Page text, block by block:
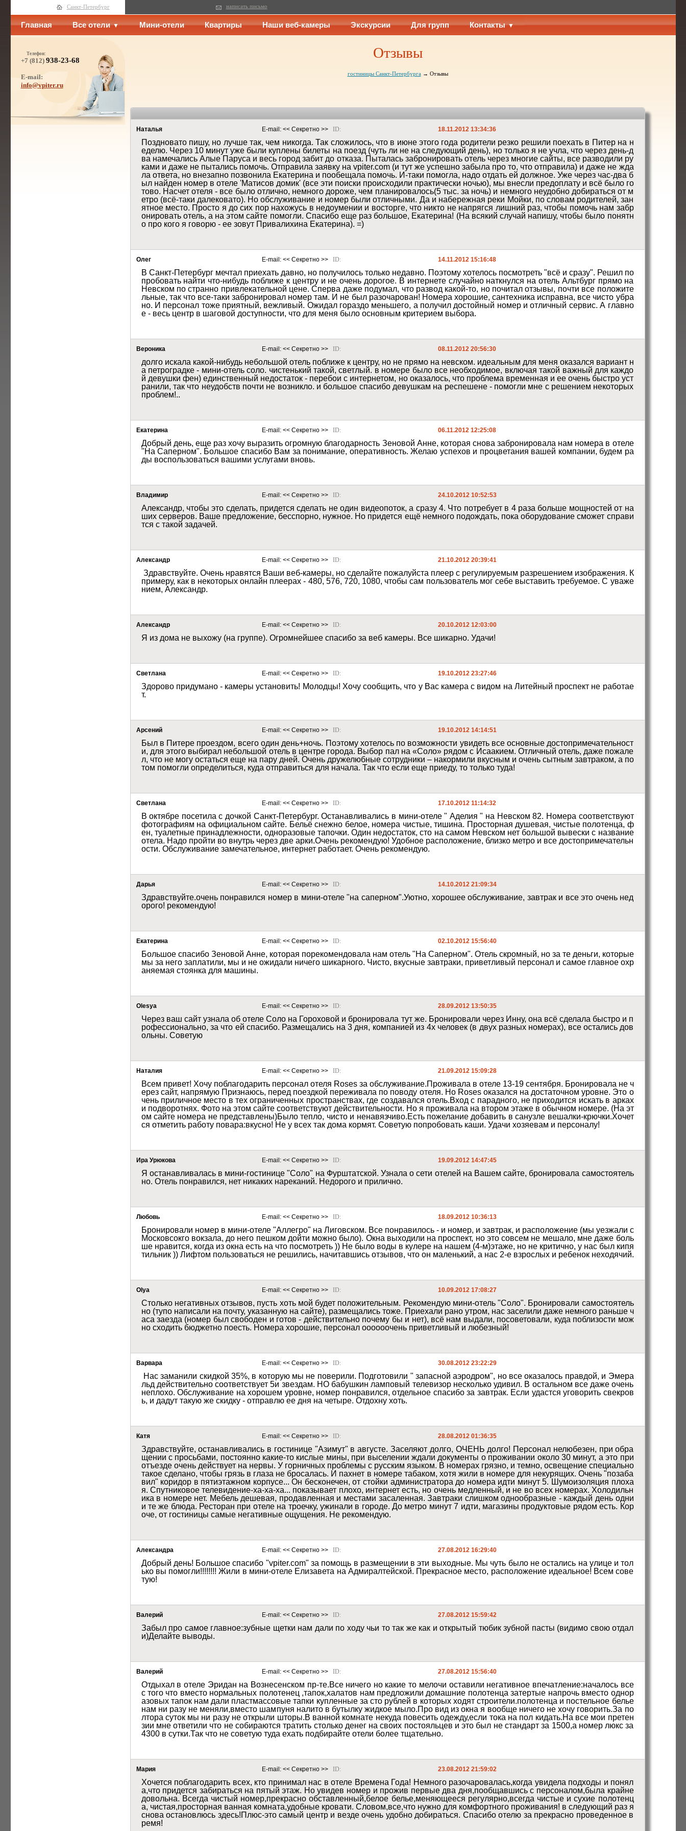
Санкт-Петербург написать письмо
Главная Все отели Мини-отели Квартиры Наши веб-камеры Экскурсии Для групп Контакты
Телефон:
+7 (812) 938-23-68
E-mail:
info@vpiter.ru
Отзывы
гостиницы Санкт-Петербурга→ Отзывы
Наталья E-mail: << Секретно >> ID: 18.11.2012 13:34:36
Поздновато пишу, но лучше так, чем никогда. Так сложилось, что в июне этого года родители резко решили поехать в Питер на н
еделю. Через 10 минут уже были куплены билеты на поезд (чуть ли не на следующий день), но только я не учла, что через день-д
ва намечались Алые Паруса и весь город забит до отказа. Пыталась забронировать отель через многие сайты, все разводили ру
ками и даже не пытались помочь. Отправила заявку на vpiter.com (и тут же успешно забыла про то, что отправила) и даже не жда
ла ответа, но внезапно позвонила Екатерина и пообещала помочь. И-таки помогла, надо отдать ей должное. Уже через час-два б
ыл найден номер в отеле 'Матисов домик' (все эти поиски происходили практически ночью), мы внесли предоплату и всё было го
тово. Насчет отеля - все было отлично, немного дороже, чем планировалось(5 тыс. за ночь) и немного неудобно добираться от м
етро (всё-таки далековато). Но обслуживание и номер были отличными. Да и набережная реки Мойки, по словам родителей, зан
ятное место. Просто я до сих пор нахожусь в недоумении и восторге, что никто не напрягся лишний раз, чтобы помочь нам забр
онировать отель, а на этом сайте помогли. Спасибо еще раз большое, Екатерина! (На всякий случай напишу, чтобы было понятн
о про кого я говорю - ее зовут Привалихина Екатерина). =)
Олег E-mail: << Секретно >> ID: 14.11.2012 15:16:48
В Санкт-Петербург мечтал приехать давно, но получилось только недавно. Поэтому хотелось посмотреть "всё и сразу". Решил по
пробовать найти что-нибудь поближе к центру и не очень дорогое. В интернете случайно наткнулся на отель Альтбург прямо на
Невском по странно привлекательной цене. Сперва даже подумал, что развод какой-то, но почитал отзывы, почти все положите
льные, так что все-таки забронировал номер там. И не был разочарован! Номера хорошие, сантехника исправна, все чисто убра
но. И персонал тоже приятный, вежливый. Ожидал гораздо меньшего, а получил достойный номер и отличный сервис. А главно
е - весь центр в шаговой доступности, что для меня было основным критерием выбора.
Вероника E-mail: << Секретно >> ID: 08.11.2012 20:56:30
долго искала какой-нибудь небольшой отель поближе к центру, но не прямо на невском. идеальным для меня оказался вариант н
а петроградке - мини-отель соло. чистенький такой, светлый. в номере было все необходимое, включая такой важный для каждо
й девушки фен) единственный недостаток - перебои с интернетом, но оказалось, что проблема временная и ее очень быстро уст
ранили, так что неудобств почти не возникло. и большое спасибо девушкам на респешене - помогли мне с решением некоторых
проблем!..
Екатерина E-mail: << Секретно >> ID: 06.11.2012 12:25:08
Добрый день, еще раз хочу выразить огромную благодарность Зеновой Анне, которая снова забронировала нам номера в отеле
"На Саперном". Большое спасибо Вам за понимание, оперативность. Желаю успехов и процветания вашей компании, будем ра
ды воспользоваться вашими услугами вновь.
Владимир E-mail: << Секретно >> ID: 24.10.2012 10:52:53
Александр, чтобы это сделать, придется сделать не один видеопоток, а сразу 4. Что потребует в 4 раза больше мощностей от на
ших серверов. Ваше предложение, бесспорно, нужное. Но придется ещё немного подождать, пока оборудование сможет справи
тся с такой задачей.
Александр E-mail: << Секретно >> ID: 21.10.2012 20:39:41
примеру, как в некоторых онлайн плеерах - 480, 576, 720, 1080, чтобы сам пользователь мог себе выставить требуемое. С уваже
нием, Александр.
Александр E-mail: << Секретно >> ID: 20.10.2012 12:03:00
Я из дома не выхожу (на группе). Огромнейшее спасибо за веб камеры. Все шикарно. Удачи!
Светлана E-mail: << Секретно >> ID: 19.10.2012 23:27:46
Здорово придумано - камеры установить! Молодцы! Хочу сообщить, что у Вас камера с видом на Литейный проспект не работае
т.
Арсений E-mail: << Секретно >> ID: 19.10.2012 14:14:51
Был в Питере проездом, всего один день+ночь. Поэтому хотелось по возможности увидеть все основные достопримечательност
и, для этого выбирал небольшой отель в центре города. Выбор пал на «Соло» рядом с Исаакием. Отличный отель, даже пожале
л, что не могу остаться еще на пару дней. Очень дружелюбные сотрудники – накормили вкусным и очень сытным завтраком, а по
том помогли определиться, куда отправиться для начала. Так что если еще приеду, то только туда!
Светлана E-mail: << Секретно >> ID: 17.10.2012 11:14:32
В октябре посетила с дочкой Санкт-Петербург. Останавливались в мини-отеле " Аделия " на Невском 82. Номера соответствуют
фотографиям на официальном сайте. Бельё снежно белое, номера чистые, тишина. Просторная душевая, чистые полотенца, ф
ен, туалетные принадлежности, одноразовые тапочки. Один недостаток, сто на самом Невском нет большой вывески с название
отела. Надо пройти во внутрь через две арки.Очень рекомендую! Удобное расположение, близко метро и все достопримечательн
ости. Обслуживание замечательное, интернет работает. Очень рекомендую.
Дарья E-mail: << Секретно >> ID: 14.10.2012 21:09:34
Здравствуйте.очень понравился номер в мини-отеле "на саперном".Уютно, хорошее обслуживание, завтрак и все это очень нед
орого! рекомендую!
Екатерина E-mail: << Секретно >> ID: 02.10.2012 15:56:40
Большое спасибо Зеновой Анне, которая порекомендовала нам отель "На Саперном". Отель скромный, но за те деньги, которые
мы за него заплатили, мы и не ожидали ничего шикарного. Чисто, вкусные завтраки, приветливый персонал и самое главное охр
аняемая стоянка для машины.
Olesya E-mail: << Секретно >> ID: 28.09.2012 13:50:35
Через ваш сайт узнала об отеле Соло на Гороховой и бронировала тут же. Бронировали через Инну, она всё сделала быстро и п
рофессионально, за что ей спасибо. Размещались на 3 дня, компанией из 4х человек (в двух разных номерах), все остались дов
ольны. Советую
Наталия E-mail: << Секретно >> ID: 21.09.2012 15:09:28
Всем привет! Хочу поблагодарить персонал отеля Roses за обслуживание.Проживала в отеле 13-19 сентября. Бронировала не ч
ерез сайт, напрямую Признаюсь, перед поездкой переживала по поводу отеля. Но Roses оказался на достаточном уровне. Это о
чень приличное место в тех ограниченных пространствах, где создавался отель.Вход с парадного, не приходится искать в арках
и подворотнях. Фото на этом сайте соответствуют действительности. Но я проживала на втором этаже в обычном номере. (На эт
ом сайте номера не представлены)Было тепло, чисто и ненавязчиво.Есть пожелание добавить в санузле вешалки-крючки.Хочет
ся отметить работу повара:вкусно! Не у всех так дома кормят. Советую попробовать каши. Удачи хозяевам и персоналу!
Ира Урюкова E-mail: << Секретно >> ID: 19.09.2012 14:47:45
Я останавливалась в мини-гостинице "Соло" на Фурштатской. Узнала о сети отелей на Вашем сайте, бронировала самостоятель
но. Отель понравился, нет никаких нареканий. Недорого и прилично.
Любовь E-mail: << Секретно >> ID: 18.09.2012 10:36:13
Бронировали номер в мини-отеле "Аллегро" на Лиговском. Все понравилось - и номер, и завтрак, и расположение (мы уезжали с
Московсокго вокзала, до него пешком дойти можно было). Окна выходили на проспект, но это совсем не мешало, мне даже боль
ше нравится, когда из окна есть на что посмотреть )) Не было воды в кулере на нашем (4-м)этаже, но не критично, у нас был кипя
тильник )) Лифтом пользоваться не решились, начитавшись отзывов, что он маленький, а нас 2-е взрослых и ребенок неходячий.
Olya E-mail: << Секретно >> ID: 10.09.2012 17:08:27
Столько негативных отзывов, пусть хоть мой будет положительным. Рекомендую мини-отель "Соло". Бронировали самостоятель
но (тупо написали на почту, указанную на сайте), размещались тоже. Приехали рано утром, нас заселили даже немного раньше ч
аса заезда (номер был свободен и готов - действительно почему бы и нет), всё нам выдали, посоветовали, куда поблизости мож
но сходить бюджетно поесть. Номера хорошие, персонал оооооочень приветливый и любезный!
Варвара E-mail: << Секретно >> ID: 30.08.2012 23:22:29
льд действительно соответствует 5и звездам. НО бабушкин ламповый телевизор несколько удивил. В остальном все даже очень
неплохо. Обслуживание на хорошем уровне, номер понравился, отдельное спасибо за завтрак. Если удастся уговорить свекров
ь, и дадут такую же скидку - отправлю ее дня на четыре. Отдохну хоть.
Катя E-mail: << Секретно >> ID: 28.08.2012 01:36:35
Здравствуйте, останавливались в гостинице "Азимут" в августе. Заселяют долго, ОЧЕНЬ долго! Персонал нелюбезен, при обра
щении с просьбами, постоянно какие-то кислые мины, при выселении ждали документы о проживании около 30 минут, а это при
отъезде очень действует на нервы. У горничных проблемы с русским языком. В номерах грязно, и темно, освещение специально
такое сделано, чтобы грязь в глаза не бросалась. И пахнет в номере табаком, хотя жили в номере для некурящих. Очень "позаба
вил" коридор в пятиэтажном корпусе... Он бесконечен, от стойки администратора до номера идти минут 5. Шумоизоляция плоха
я. Спутниковое телевидение-ха-ха-ха... показывает плохо, интернет есть, но очень медленный, и не во всех номерах. Холодильн
ика в номере нет. Мебель дешевая, продавленная и местами засаленная. Завтраки слишком однообразные - каждый день одни
и те же блюда. Ресторан при отеле на троечку, ужинали в городе. До метро минут 7 идти, магазины продуктовые рядом есть. Кор
оче, от гостиницы самые негативные ощущения. Не рекомендую.
Александра E-mail: << Секретно >> ID: 27.08.2012 16:29:40
Добрый день! Большое спасибо "vpiter.com" за помощь в размещении в эти выходные. Мы чуть было не остались на улице и тол
ько вы помогли!!!!!!!! Жили в мини-отеле Елизавета на Адмиралтейской. Прекрасное место, расположение идеальное! Всем сове
тую!
Валерий E-mail: << Секретно >> ID: 27.08.2012 15:59:42
Забыл про самое главное:зубные щетки нам дали по ходу чьи то так же как и открытый тюбик зубной пасты (видимо свою отдал
и)Делайте выводы.
Валерий E-mail: << Секретно >> ID: 27.08.2012 15:56:40
Отдыхал в отеле Эридан на Вознесенском пр-те.Все ничего но какие то мелочи оставили негативное впечатление:началось все
с того что вместо нормальных полотенец ,тапок,халатов нам предложили домашние полотенца затертые напрочь вместо однор
азовых тапок нам дали пластмассовые тапки купленные за сто рублей в которых ходят строители.полотенца и постельное белье
нам ни разу не меняли,вместо шампуня налито в бутылку жидкое мыло.Про вид из окна я вообще ничего не хочу говорить.За по
лтора суток мы ни разу не открыли шторы.В ванной комнате некуда повесить одежду,если тока на пол кидать.На все мои претен
зии мне ответили что не собираются тратить столько денег на своих постояльцев и это был не стандарт за 1500,а номер люкс за
4300 в сутки.Так что не советую туда ехать подбирайте отели более тщательно.
Мария E-mail: << Секретно >> ID: 23.08.2012 21:59:02
Хочется поблагодарить всех, кто принимал нас в отеле Времена Года! Немного разочаровалась,когда увидела подходы и понял
а,что придется забираться на пятый этаж. Но увидев номер и прожив первые два дня,пообщавшись с персоналом,была крайне
довольна. Всегда чистый номер,прекрасно обставленный,белое белье,меняющееся регулярно,всегда чистые и сухие полотенц
а, чистая,просторная ванная комната,удобные кровати. Словом,все,что нужно для комфортного проживания! в следующий раз я
снова остановлюсь здесь!Плюс-это самый центр и везде очень удобно добираться. Спасибо отелю за прекрасно проведенное в
ремя!